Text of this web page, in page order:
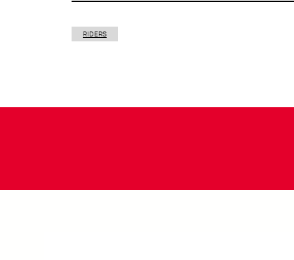
RIDERS